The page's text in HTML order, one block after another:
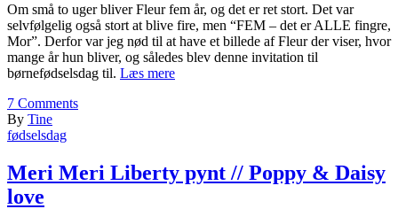
Om små to uger bliver Fleur fem år, og det er ret stort. Det var
selvfølgelig også stort at blive fire, men “FEM – det er ALLE fingre,
Mor”. Derfor var jeg nød til at have et billede af Fleur der viser, hvor
mange år hun bliver, og således blev denne invitation til
børnefødselsdag til. Læs mere
7 Comments
By Tine
fødselsdag
Meri Meri Liberty pynt // Poppy & Daisy
love